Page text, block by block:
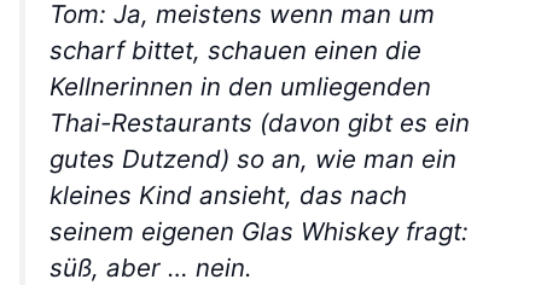
Tom: Ja, meistens wenn man um
scharf bittet, schauen einen die
Kellnerinnen in den umliegenden
Thai-Restaurants (davon gibt es ein
gutes Dutzend) so an, wie man ein
kleines Kind ansieht, das nach
seinem eigenen Glas Whiskey fragt:
süß, aber … nein.